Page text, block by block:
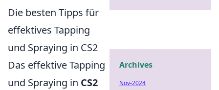
Die besten Tipps für
effektives Tapping
und Spraying in CS2
Das effektive Tapping
und Spraying in CS2
Archives
Nov-2024